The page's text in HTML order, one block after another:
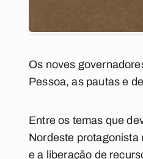
Os noves
Pessoa, as pautas e
Entre os temas que
Nordeste
e a liberação de